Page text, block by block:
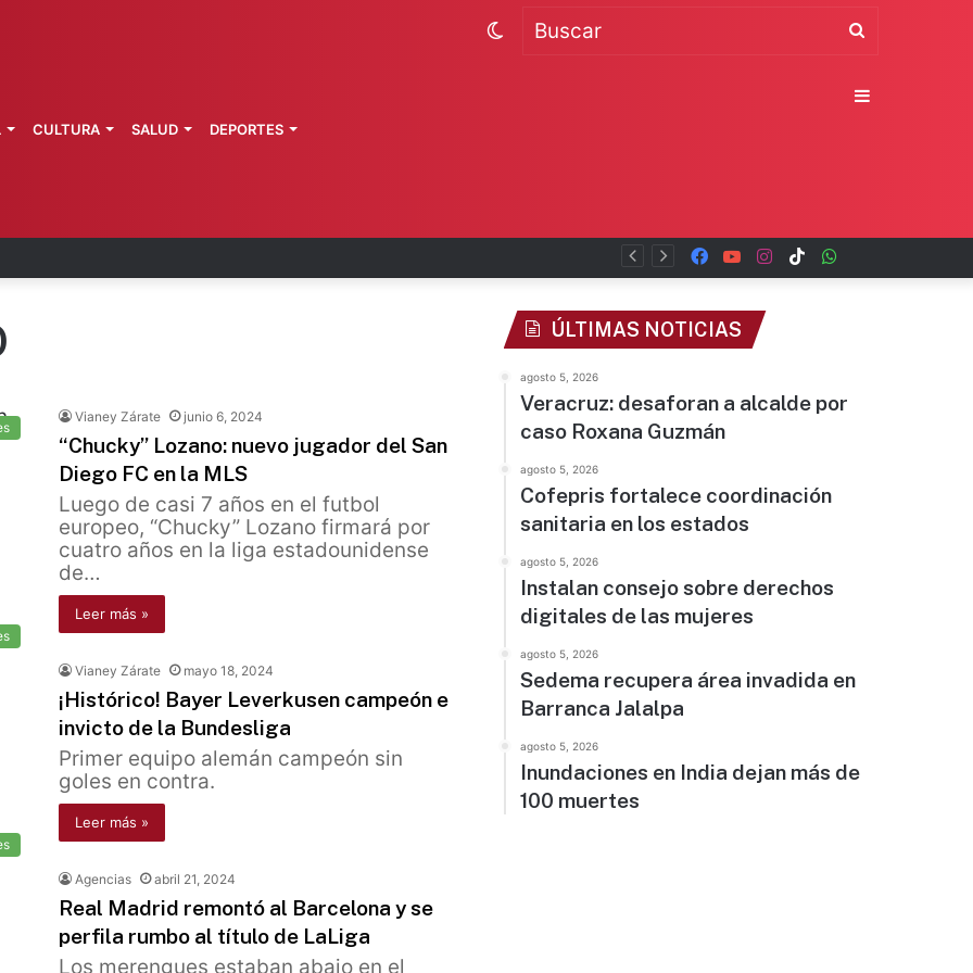
fortalece coordinación sanitaria en los estados TikTok
Instagram
YouTube
Facebook
CULTURA SALUD DEPORTES
Switch
Vianey Zárate junio 6, 2024
“Chucky” Lozano: nuevo jugador del San
Diego FC en la MLS
Luego de casi 7 años en el futbol
europeo, “Chucky” Lozano firmará por
cuatro años en la liga estadounidense
de…
Leer más »
Vianey Zárate mayo 18, 2024
¡Histórico! Bayer Leverkusen campeón e
invicto de la Bundesliga
Primer equipo alemán campeón sin
goles en contra.
Leer más »
Agencias abril 21, 2024
Real Madrid remontó al Barcelona y se
perfila rumbo al título de LaLiga
Los merengues estaban abajo en el
ÚLTIMAS NOTICIAS
agosto 5, 2026
Veracruz: desaforan a alcalde por
caso Roxana Guzmán
agosto 5, 2026
Cofepris fortalece coordinación
sanitaria en los estados
agosto 5, 2026
Instalan consejo sobre derechos
digitales de las mujeres
agosto 5, 2026
Sedema recupera área invadida en
Barranca Jalalpa
agosto 5, 2026
Inundaciones en India dejan más de
100 muertes